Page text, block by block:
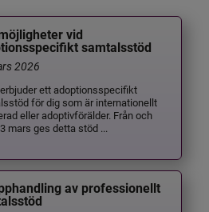
vid
samtalsstöd
2026
ett adoptionsspecifikt
för dig som är internationellt
eller adoptivförälder. Från och
mars ges detta stöd ...
av professionellt